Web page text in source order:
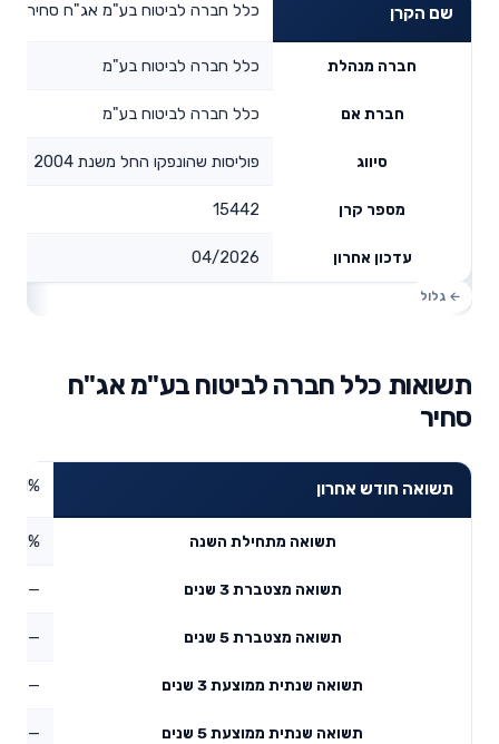
שם הקרן כלל חברה לביטוח בע"מ אג"ח סחיר
חברה מנהלת כלל חברה לביטוח בע"מ
חברת אם כלל חברה לביטוח בע"מ
סיווג פוליסות שהונפקו החל משנת 2004
מספר קרן 15442
עדכון אחרון 04/2026
תשואות כלל חברה לביטוח בע"מ אג"ח
סחיר
תשואה חודש אחרון 1.01%
תשואה מתחילת השנה 1.12%
תשואה מצטברת 3 שנים —
תשואה מצטברת 5 שנים —
תשואה שנתית ממוצעת 3 שנים —
תשואה שנתית ממוצעת 5 שנים —